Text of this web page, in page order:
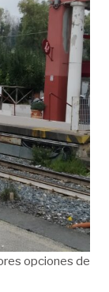
opciones de